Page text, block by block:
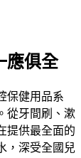
應俱全
保健用品系
從牙間刷、漱
提供最全面的
，深受全國兒